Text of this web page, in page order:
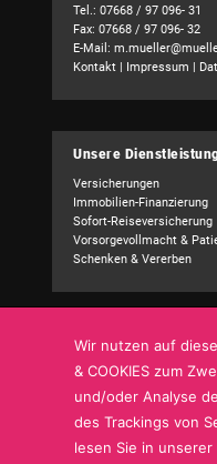
Tel.: 07668 / 97 096- 31
Fax: 07668 / 97 096- 32
E-Mail:
Kontakt | Impressum |
Unsere
Versicherungen
Immobilien-Finanzierung
Sofort-Reiseversicherung
Vorsorgevollmacht &
Schenken & Vererben
Kundencenter
Schadensmeldung
Adressänderung
Bankverbindung
Sonstige Mitteilung
Wir nutzen auf
& COOKIES zum
und/oder Analyse
des Trackings von
lesen Sie in